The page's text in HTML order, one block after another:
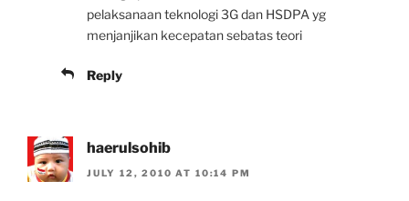
pelaksanaan teknologi 3G dan HSDPA yg
menjanjikan kecepatan sebatas teori
Reply
haerulsohib
JULY 12, 2010 AT 10:14 PM